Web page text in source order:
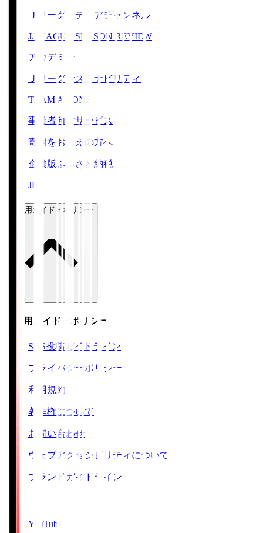
Ｊリーグメディアチャンネル
J.LEAGUE SEASON REVIEW
アカデミー
Ｊリーグサステナビリティ
TEAM AS ONE
事業者向けサービス
寄附をお考えの方へ
企業版ふるさと納税
JFA
ご利用ガイド・ポリシー
ご利用ガイド・ポリシー
SNS投稿ガイドライン
プライバシーポリシー
利用規約
著作権について
お問い合わせ
ウェブアクセシビリティについて
ブランドガイドライン
YouTube